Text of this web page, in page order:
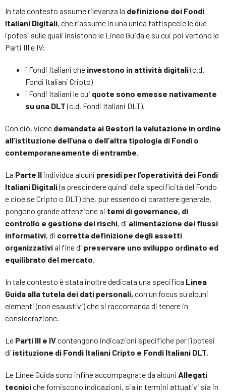
In tale contesto assume rilevanza la definizione dei Fondi
Italiani Digitali, che riassume in una unica fattispecie le due
ipotesi sulle quali insistono le Linee Guida e su cui poi vertono le
Parti III e IV:
i Fondi Italiani che investono in attività digitali(c.d.
Fondi Italiani Cripto)
i Fondi Italiani le cui quote sono emesse nativamente
su una DLT(c.d. Fondi Italiani DLT).
Con ciò, viene demandata ai Gestori la valutazione in ordine
all’istituzione dell’una o dell’altra tipologia di Fondi o
contemporaneamente di entrambe.
La Parte II individua alcuni presidi per l’operatività dei Fondi
Italiani Digitali(a prescindere quindi dalla specificità del Fondo
e cioè se Cripto o DLT) che, pur essendo di carattere generale,
pongono grande attenzione ai temi di governance, di
controllo e gestione dei rischi, di alimentazione dei flussi
informativi, di corretta definizione degli assetti
organizzativial fine di preservare uno sviluppo ordinato ed
equilibrato del mercato.
In tale contesto è stata inoltre dedicata una specifica Linea
Guida alla tutela dei dati personali, con un focus su alcuni
elementi (non esaustivi) che si raccomanda di tenere in
considerazione.
Le Parti III e IVcontengono indicazioni specifiche per l’ipotesi
di istituzione di Fondi Italiani Cripto e Fondi Italiani DLT.
Le Linee Guida sono infine accompagnate da alcuni Allegati
tecniciche forniscono indicazioni, sia in termini attuativi sia in